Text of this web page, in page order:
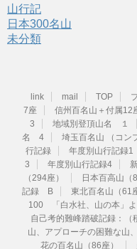
山行記
日本300名山
未分類
link mail TOP
7座
信州百名山＋付属12
3
地域別登頂山名 １
名 4
埼玉百名山 （コン
行記録
年度別山行記録1
3
年度別山行記録4
（294座）
日本百高山（
記録 B
東北百名山（61
100 「白水社、山の本」よ
自己考的難峰踏破記録：（
山、アプローチの困難な山
花の百名山（86座）